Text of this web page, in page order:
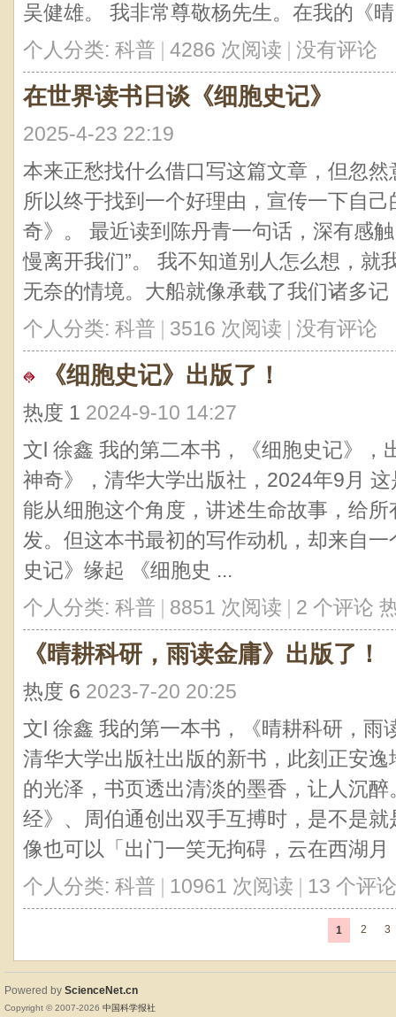
吴健雄。 我非常尊敬杨先生。在我的《
个人分类: 科普 | 4286 次阅读 | 没有评论
在世界读书日谈《细胞史记》
2025-4-23 22:19
本来正愁找什么借口写这篇文章，但忽
所以终于找到一个好理由，宣传一下自
奇》。 最近读到陈丹青一句话，深有感
慢离开我们”。 我不知道别人怎么想，就
无奈的情境。大船就像承载了我们诸多记
个人分类: 科普 | 3516 次阅读 | 没有评论
《细胞史记》出版了！
热度 1 2024-9-10 14:27
文l 徐鑫 我的第二本书，《细胞史记》，
神奇》，清华大学出版社，2024年9月
能从细胞这个角度，讲述生命故事，给
发。但这本书最初的写作动机，却来自
史记》缘起 《细胞史 ...
个人分类: 科普 | 8851 次阅读 | 2 个评论
《晴耕科研，雨读金庸》出版了！
热度 6 2023-7-20 20:25
文l 徐鑫 我的第一本书，《晴耕科研，雨
清华大学出版社出版的新书，此刻正安
的光泽，书页透出清淡的墨香，让人沉
经》、周伯通创出双手互搏时，是不是
像也可以「出门一笑无拘碍，云在西湖月
个人分类: 科普 | 10961 次阅读 | 13 个评论
1 2 3
Powered by ScienceNet.cn
Copyright © 2007-2026 中国科学报社